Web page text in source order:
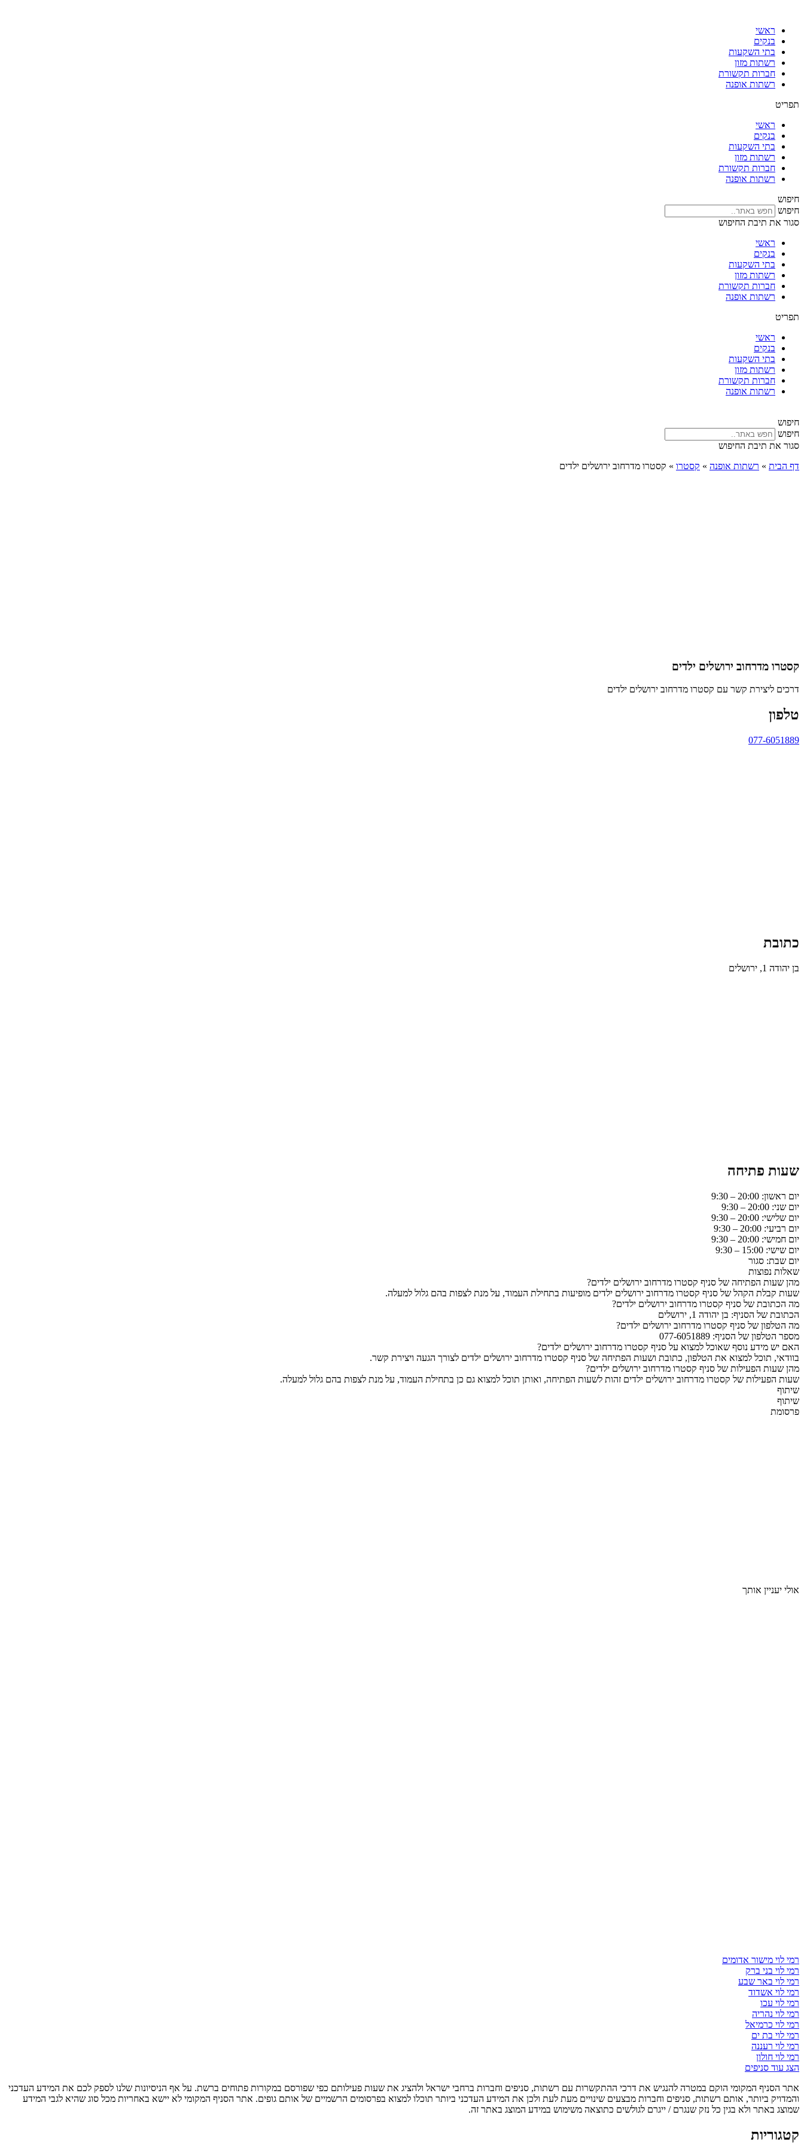
ראשי
בנקים
בתי השקעות
רשתות מזון
חברות תקשורת
רשתות אופנה
תפריט
ראשי
בנקים
בתי השקעות
רשתות מזון
חברות תקשורת
רשתות אופנה
חיפוש
חיפוש
סגור את תיבת החיפוש
ראשי
בנקים
בתי השקעות
רשתות מזון
חברות תקשורת
רשתות אופנה
תפריט
ראשי
בנקים
בתי השקעות
רשתות מזון
חברות תקשורת
רשתות אופנה
חיפוש
חיפוש
סגור את תיבת החיפוש
דף הבית » רשתות אופנה » קסטרו » קסטרו מדרחוב ירושלים ילדים
קסטרו מדרחוב ירושלים ילדים
דרכים ליצירת קשר עם קסטרו מדרחוב ירושלים ילדים
טלפון
077-6051889
כתובת
בן יהודה 1, ירושלים
שעות פתיחה
יום ראשון: 20:00 – 9:30
יום שני: 20:00 – 9:30
יום שלישי: 20:00 – 9:30
יום רביעי: 20:00 – 9:30
יום חמישי: 20:00 – 9:30
יום שישי: 15:00 – 9:30
יום שבת: סגור
שאלות נפוצות
מהן שעות הפתיחה של סניף קסטרו מדרחוב ירושלים ילדים?
שעות קבלת הקהל של סניף קסטרו מדרחוב ירושלים ילדים מופיעות בתחילת העמוד, על מנת לצפות בהם גלול למעלה.
מה הכתובת של סניף קסטרו מדרחוב ירושלים ילדים?
הכתובת של הסניף: בן יהודה 1, ירושלים
מה הטלפון של סניף קסטרו מדרחוב ירושלים ילדים?
מספר הטלפון של הסניף: 077-6051889
האם יש מידע נוסף שאוכל למצוא על סניף קסטרו מדרחוב ירושלים ילדים?
בוודאי, תוכל למצוא את הטלפון, כתובת ושעות הפתיחה של סניף קסטרו מדרחוב ירושלים ילדים לצורך הגעה ויצירת קשר.
מהן שעות הפעילות של סניף קסטרו מדרחוב ירושלים ילדים?
שעות הפעילות של קסטרו מדרחוב ירושלים ילדים זהות לשעות הפתיחה, ואותן תוכל למצוא גם כן בתחילת העמוד, על מנת לצפות בהם גלול למעלה.
שיתוף
שיתוף
פרסומת
אולי יעניין אותך
רמי לוי מישור אדומים
רמי לוי בני ברק
רמי לוי באר שבע
רמי לוי אשדוד
רמי לוי עכו
רמי לוי נהריה
רמי לוי כרמיאל
רמי לוי בת ים
רמי לוי רעננה
רמי לוי חולון
הצג עוד סניפים
אתר הסניף המקומי הוקם במטרה להנגיש את דרכי ההתקשרות עם רשתות, סניפים וחברות ברחבי ישראל ולהציג את שעות פעילותם כפי שפורסם במקורות פתוחים ברשת. על אף הניסיונות שלנו לספק לכם את המידע העדכני
והמדויק ביותר, אותם רשתות, סניפים וחברות מבצעים שינויים מעת לעת ולכן את המידע העדכני ביותר תוכלו למצוא בפרסומים הרשמיים של אותם גופים. אתר הסניף המקומי לא יישא באחריות מכל סוג שהיא לגבי המידע
שמוצג באתר ולא בגין כל נזק שנגרם / ייגרם לגולשים כתוצאה משימוש במידע המוצג באתר זה.
קטגוריות